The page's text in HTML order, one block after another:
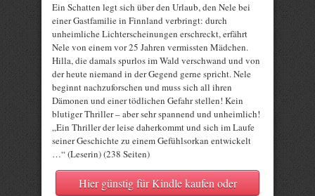
Ein Schatten legt sich über den Urlaub, den Nele bei
einer Gastfamilie in Finnland verbringt: durch
unheimliche Lichterscheinungen erschreckt, erfährt
Nele von einem vor 25 Jahren vermissten Mädchen.
Hilla, die damals spurlos im Wald verschwand und von
der heute niemand in der Gegend gerne spricht. Nele
beginnt nachzuforschen und muss sich all ihren
Dämonen und einer tödlichen Gefahr stellen! Kein
blutiger Thriller – aber sehr spannend und unheimlich!
„Ein Thriller der leise daherkommt und sich im Laufe
seiner Geschichte zu einem Gefühlsorkan entwickelt
…“ (Leserin) (238 Seiten)
Hier günstig für Kindle kaufen oder